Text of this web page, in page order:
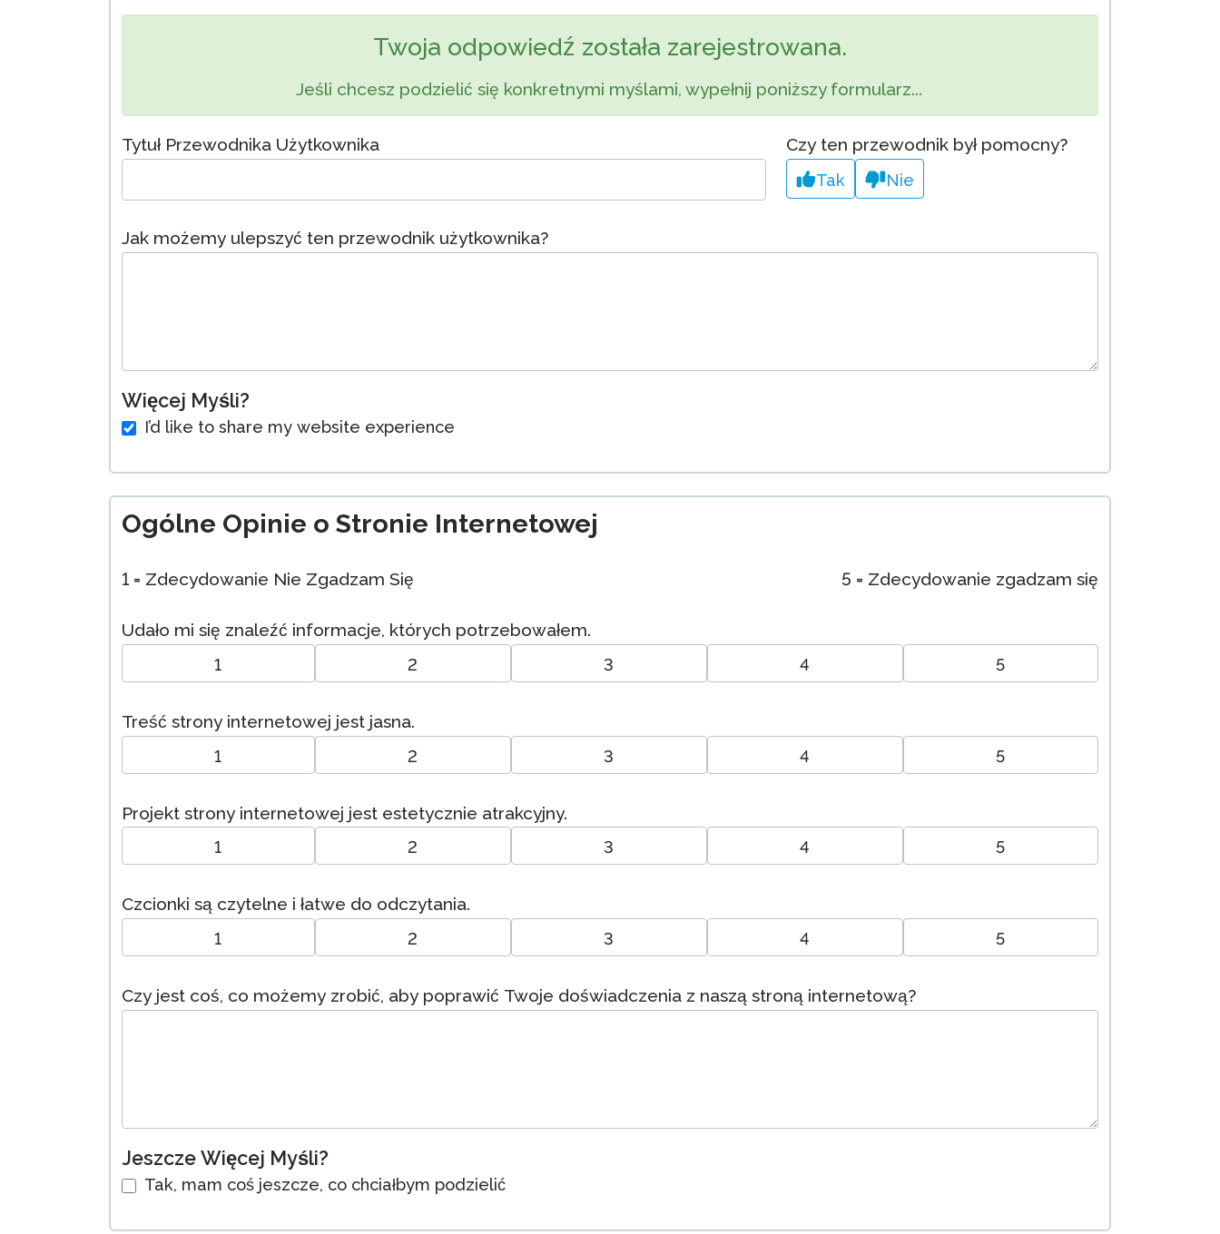
STAMP dla ASL
STAMP dla łaciny
Zdalne Nadzorowanie
Zażądaj Powtórzenia
Onboarding ClassLink
STAMP Grupowe Tworzenie
Podcast
Wydarzenia
Twoja odpowiedź została zarejestrowana.
Jeśli chcesz podzielić się konkretnymi myślami, wypełnij poniższy formularz...
Tytuł Przewodnika Użytkownika Czy ten przewodnik był pomocny?
Tak Nie
Jak możemy ulepszyć ten przewodnik użytkownika?
Więcej Myśli?
I’d like to share my website experience
Ogólne Opinie o Stronie Internetowej
1 = Zdecydowanie Nie Zgadzam Się 5 = Zdecydowanie zgadzam się
Udało mi się znaleźć informacje, których potrzebowałem.
1 2 3 4 5
Treść strony internetowej jest jasna.
1 2 3 4 5
Projekt strony internetowej jest estetycznie atrakcyjny.
1 2 3 4 5
Czcionki są czytelne i łatwe do odczytania.
1 2 3 4 5
Czy jest coś, co możemy zrobić, aby poprawić Twoje doświadczenia z naszą stroną internetową?
Jeszcze Więcej Myśli?
Tak, mam coś jeszcze, co chciałbym podzielić